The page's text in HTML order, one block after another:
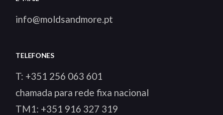
info@moldsandmore.pt
TELEFONES
T: +351 256 063 601
chamada para rede fixa nacional
TM1: +351 916 327 319